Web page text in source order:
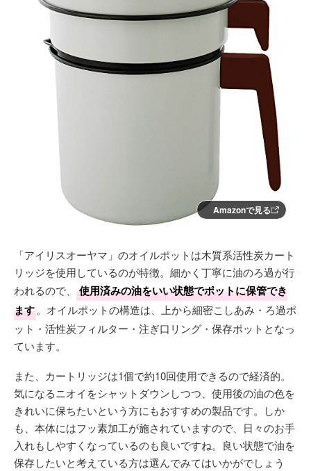
Amazonで見る
「アイリスオーヤマ」のオイルポットは木質系活性炭カート
リッジを使用しているのが特徴。細かく丁寧に油のろ過が行
われるので、
使用済みの油をいい状態でポットに保管でき
ます。オイルポットの構造は、上から細密こしあみ・ろ過ポ
ット・活性炭フィルター・注ぎ口リング・保存ポットとなっ
ています。
また、カートリッジは1個で約10回使用できるので経済的。
気になるニオイをシャットダウンしつつ、使用後の油の色を
きれいに保ちたいという方にもおすすめの製品です。しか
も、本体にはフッ素加工が施されていますので、日々のお手
入れもしやすくなっているのも良いですね。良い状態で油を
保存したいと考えている方は選んでみてはいかがでしょう